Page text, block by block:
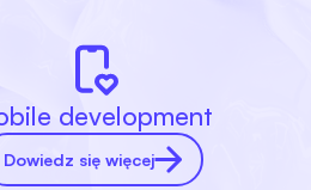
development
Dowiedz się więcej